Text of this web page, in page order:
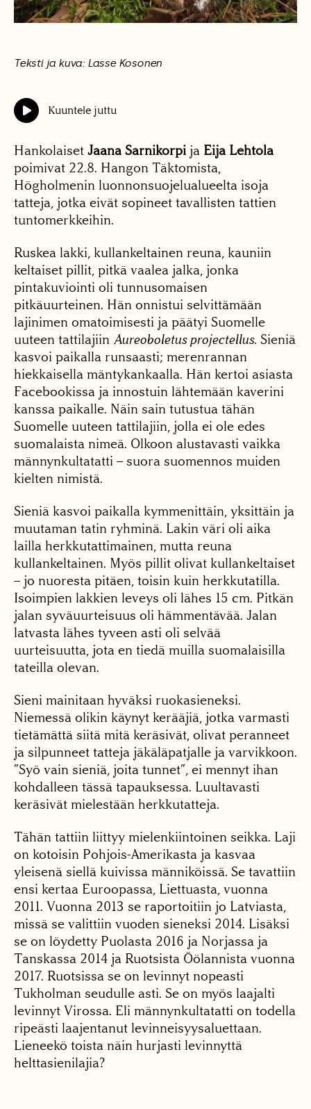
Teksti ja kuva: Lasse Kosonen
Kuuntele juttu
Hankolaiset Jaana Sarnikorpi ja Eija Lehtola
poimivat 22.8. Hangon Täktomista,
Högholmenin luonnonsuojelualueelta isoja
tatteja, jotka eivät sopineet tavallisten tattien
tuntomerkkeihin.
Ruskea lakki, kullankeltainen reuna, kauniin
keltaiset pillit, pitkä vaalea jalka, jonka
pintakuviointi oli tunnusomaisen
pitkäuurteinen. Hän onnistui selvittämään
lajinimen omatoimisesti ja päätyi Suomelle
uuteen tattilajiin Aureoboletus projectellus. Sieniä
kasvoi paikalla runsaasti; merenrannan
hiekkaisella mäntykankaalla. Hän kertoi asiasta
Facebookissa ja innostuin lähtemään kaverini
kanssa paikalle. Näin sain tutustua tähän
Suomelle uuteen tattilajiin, jolla ei ole edes
suomalaista nimeä. Olkoon alustavasti vaikka
männynkultatatti – suora suomennos muiden
kielten nimistä.
Sieniä kasvoi paikalla kymmenittäin, yksittäin ja
muutaman tatin ryhminä. Lakin väri oli aika
lailla herkkutattimainen, mutta reuna
kullankeltainen. Myös pillit olivat kullankeltaiset
– jo nuoresta pitäen, toisin kuin herkkutatilla.
Isoimpien lakkien leveys oli lähes 15 cm. Pitkän
jalan syväuurteisuus oli hämmentävää. Jalan
latvasta lähes tyveen asti oli selvää
uurteisuutta, jota en tiedä muilla suomalaisilla
tateilla olevan.
Sieni mainitaan hyväksi ruokasieneksi.
Niemessä olikin käynyt kerääjiä, jotka varmasti
tietämättä siitä mitä keräsivät, olivat peranneet
ja silpunneet tatteja jäkäläpatjalle ja varvikkoon.
”Syö vain sieniä, joita tunnet”, ei mennyt ihan
kohdalleen tässä tapauksessa. Luultavasti
keräsivät mielestään herkkutatteja.
Tähän tattiin liittyy mielenkiintoinen seikka. Laji
on kotoisin Pohjois-Amerikasta ja kasvaa
yleisenä siellä kuivissa männiköissä. Se tavattiin
ensi kertaa Euroopassa, Liettuasta, vuonna
2011. Vuonna 2013 se raportoitiin jo Latviasta,
missä se valittiin vuoden sieneksi 2014. Lisäksi
se on löydetty Puolasta 2016 ja Norjassa ja
Tanskassa 2014 ja Ruotsista Öölannista vuonna
2017. Ruotsissa se on levinnyt nopeasti
Tukholman seudulle asti. Se on myös laajalti
levinnyt Virossa. Eli männynkultatatti on todella
ripeästi laajentanut levinneisyysaluettaan.
Lieneekö toista näin hurjasti levinnyttä
helttasienilajia?